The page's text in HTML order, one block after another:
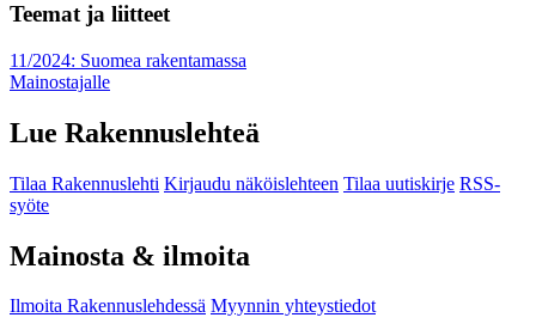
Teemat ja liitteet
11/2024: Suomea rakentamassa
Mainostajalle
Lue Rakennuslehteä
Tilaa Rakennuslehti Kirjaudu näköislehteen Tilaa uutiskirje RSS-
syöte
Mainosta & ilmoita
Ilmoita Rakennuslehdessä Myynnin yhteystiedot